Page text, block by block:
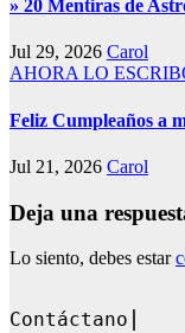
» 20 Mentiras de
Jul 29, 2026 Carol
AHORA LO
Feliz Cumpleaños a
Jul 21, 2026 Carol
Deja una
Lo siento, debes estar
Contáctanos en: